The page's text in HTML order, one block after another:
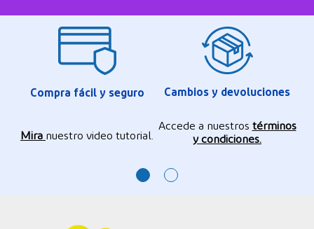
Compra fácil y seguro
Mira nuestro video tutorial.
Cambios y devoluciones
Accede a nuestros términos
y condiciones.